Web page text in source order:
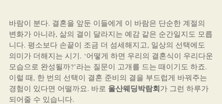
바람이 분다. 결혼을 앞둔 이들에게 이 바람은 단순한 계절의
변화가 아니라, 삶의 결이 달라지는 예감 같은 순간일지도 모릅
니다. 평소보다 손끝이 조금 더 섬세해지고, 일상의 선택에도
의미가 더해지는 시기. ‘어떻게 하면 우리의 결혼식이 우리다운
모습으로 완성될까?’라는 질문이 고개를 드는 때이기도 하죠.
이럴 때, 한 번의 선택이 결혼 준비의 결을 부드럽게 바꿔주는
경험이 있다면 어떨까요. 바로 울산웨딩박람회가 그런 하루가
되어줄 수 있습니다.